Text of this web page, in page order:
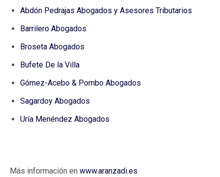
Abdón Pedrajas Abogados y Asesores Tributarios
Barrilero Abogados
Broseta Abogados
Bufete De la Villa
Gómez-Acebo & Pombo Abogados
Sagardoy Abogados
Uría Menéndez Abogados
Más información en www.aranzadi.es